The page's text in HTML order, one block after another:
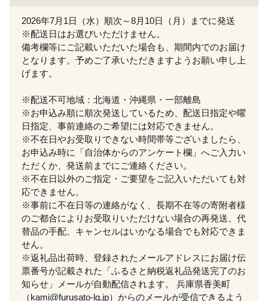
2026年7月1日（水）順次～8月10日（月）までに発送
※配送日はお選びいただけません。
備考欄等にご記載いただいた場合も、期間内でのお届け
となります。予めご了承いただきますようお願い申し上
げます。
※配送不可地域：北海道・沖縄県・一部離島
※お申込み順に順次発送しているため、配送日指定や曜
日指定、事前連絡のご希望には対応できません。
※不在日やお受取りできない時間帯等ございましたら、
お申込み時に「自治体からのアンケート欄」へご入力い
ただくか、発送前までにご連絡ください。
※不在日以外のご指定・ご要望をご記入いただいても対
応できません。
※事前に不在日等の連絡がなく、長期不在等の寄附者様
のご都合によりお受取りいただけない場合の再発送、代
替品の手配、キャンセルはいかなる場合でも対応できま
せん。
※返礼品出荷時、登録されたメールアドレスにお届け伝
票番号が記載された「ふるさと納税返礼品発送完了のお
知らせ」メールが自動配信されます。 兵庫県香美町
（kami@furusato-lg.jp）からのメールが受信できるよう